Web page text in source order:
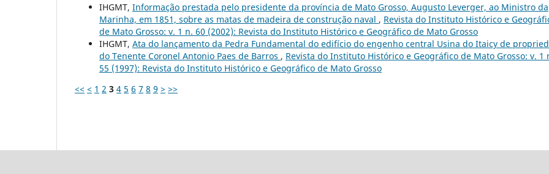
IHGMT, Informação prestada pelo presidente da província de Mato Grosso, Augusto Leverger, ao Ministro da
Marinha, em 1851, sobre as matas de madeira de construção naval , Revista do Instituto Histórico e
de Mato Grosso: v. 1 n. 60 (2002): Revista do Instituto Histórico e Geográfico de Mato Grosso
IHGMT, Ata do lançamento da Pedra Fundamental do edifício do engenho central Usina do Itaicy de
do Tenente Coronel Antonio Paes de Barros , Revista do Instituto Histórico e Geográfico de Mato Grosso: v. 1
55 (1997): Revista do Instituto Histórico e Geográfico de Mato Grosso
<< < 1 2 3 4 5 6 7 8 9 > >>